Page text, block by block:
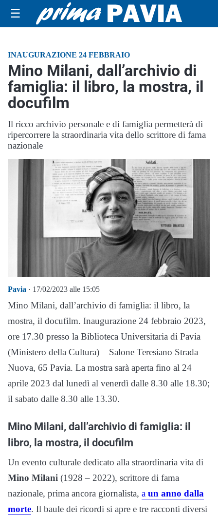
☰
INAUGURAZIONE 24 FEBBRAIO
Mino Milani, dall’archivio di
famiglia: il libro, la mostra, il
docufilm
Il ricco archivio personale e di famiglia permetterà di
ripercorrere la straordinaria vita dello scrittore di fama
nazionale
Pavia · 17/02/2023 alle 15:05
Mino Milani, dall’archivio di famiglia: il libro, la
mostra, il docufilm. Inaugurazione 24 febbraio 2023,
ore 17.30 presso la Biblioteca Universitaria di Pavia
(Ministero della Cultura) – Salone Teresiano Strada
Nuova, 65 Pavia. La mostra sarà aperta fino al 24
aprile 2023 dal lunedì al venerdì dalle 8.30 alle 18.30;
il sabato dalle 8.30 alle 13.30.
Mino Milani, dall’archivio di famiglia: il
libro, la mostra, il docufilm
Un evento culturale dedicato alla straordinaria vita di
Mino Milani (1928 – 2022), scrittore di fama
nazionale, prima ancora giornalista, a un anno dalla
morte. Il baule dei ricordi si apre e tre racconti diversi